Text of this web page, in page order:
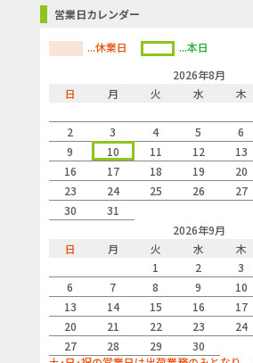
営業日カレンダー
...休業日
...本日
2026年8月
日
月 火 水 木
2
3 4 5 6
9
10 11 12 13
16
17 18 19 20
23
24 25 26 27
30
31
2026年9月
日
月 火 水 木
1
2 3
6
7 8 9 10
13
14 15 16 17
20
21 22 23 24
27
28 29
30